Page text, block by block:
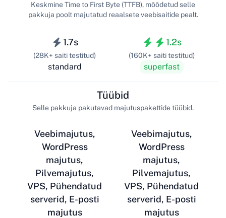
1.7s
(28K+ saiti testitud)
standard
Keskmine Time to First Byte (TTFB), mõõdetud selle
pakkuja poolt majutatud reaalsete veebisaitide pealt.
1.2s
(160K+ saiti testitud)
superfast
Veebimajutus,
WordPress
majutus,
Pilvemajutus,
VPS, Pühendatud
serverid, E-posti
majutus
Tüübid
Selle pakkuja pakutavad majutuspakettide tüübid.
Veebimajutus,
WordPress
majutus,
Pilvemajutus,
VPS, Pühendatud
serverid, E-posti
majutus